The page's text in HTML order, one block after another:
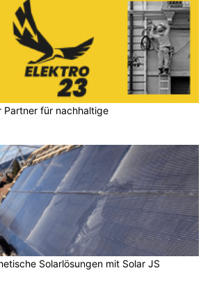
Partner für nachhaltige
Solarlösungen mit Solar JS